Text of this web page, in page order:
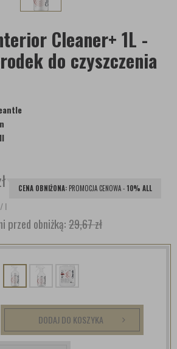
Cleaner+ 1L -
do czyszczenia
CENA OBNIŻONA: PROMOCJA CENOWA -10% ALL
/ l
przed obniżką:29,67 zł
DODAJ DO KOSZYKA